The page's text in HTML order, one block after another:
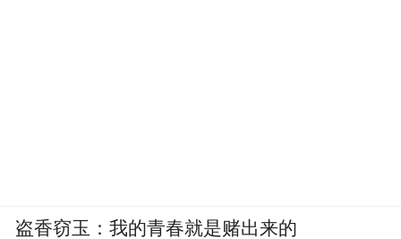
盗香窃玉：我的青春就是赌出来的